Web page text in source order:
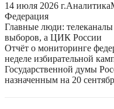
14 июля 2026 г.Аналитика
Федерация
Главные люди:
выборов, а ЦИК России
Отчёт о мониторинге
неделе избирательной
Государственной думы
назначенным на 20